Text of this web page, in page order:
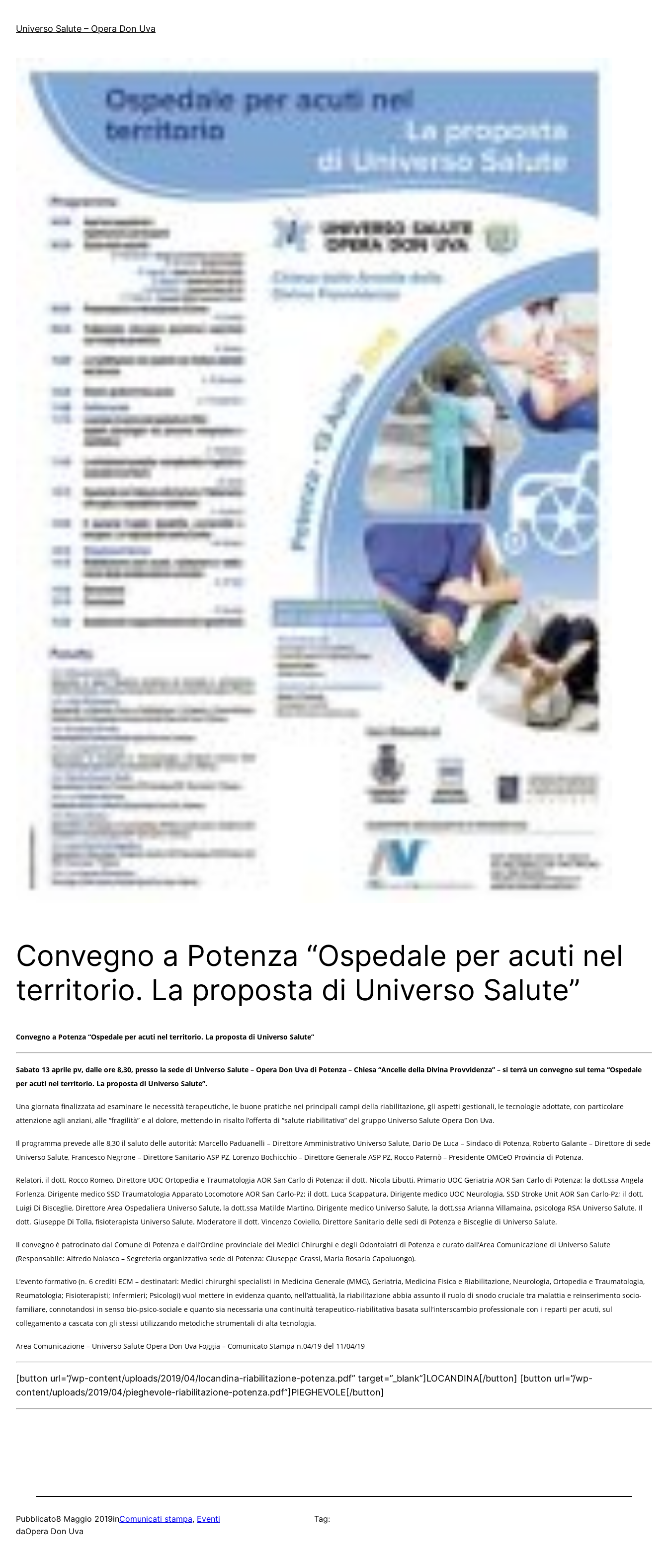
contenuto
Universo Salute – Opera Don Uva
Convegno a Potenza “Ospedale per acuti nel
territorio. La proposta di Universo Salute”
Convegno a Potenza “Ospedale per acuti nel territorio. La proposta di Universo Salute”
Sabato 13 aprile pv, dalle ore 8,30, presso la sede di Universo Salute – Opera Don Uva di Potenza – Chiesa “Ancelle della Divina Provvidenza” – si terrà un convegno sul tema “Ospedale
per acuti nel territorio. La proposta di Universo Salute”.
Una giornata finalizzata ad esaminare le necessità terapeutiche, le buone pratiche nei principali campi della riabilitazione, gli aspetti gestionali, le tecnologie adottate, con particolare
attenzione agli anziani, alle “fragilità” e al dolore, mettendo in risalto l’offerta di “salute riabilitativa” del gruppo Universo Salute Opera Don Uva.
Il programma prevede alle 8,30 il saluto delle autorità: Marcello Paduanelli – Direttore Amministrativo Universo Salute, Dario De Luca – Sindaco di Potenza, Roberto Galante – Direttore di sede
Universo Salute, Francesco Negrone – Direttore Sanitario ASP PZ, Lorenzo Bochicchio – Direttore Generale ASP PZ, Rocco Paternò – Presidente OMCeO Provincia di Potenza.
Relatori, il dott. Rocco Romeo, Direttore UOC Ortopedia e Traumatologia AOR San Carlo di Potenza; il dott. Nicola Libutti, Primario UOC Geriatria AOR San Carlo di Potenza; la dott.ssa Angela
Forlenza, Dirigente medico SSD Traumatologia Apparato Locomotore AOR San Carlo-Pz; il dott. Luca Scappatura, Dirigente medico UOC Neurologia, SSD Stroke Unit AOR San Carlo-Pz; il dott.
Luigi Di Bisceglie, Direttore Area Ospedaliera Universo Salute, la dott.ssa Matilde Martino, Dirigente medico Universo Salute, la dott.ssa Arianna Villamaina, psicologa RSA Universo Salute. Il
dott. Giuseppe Di Tolla, fisioterapista Universo Salute. Moderatore il dott. Vincenzo Coviello, Direttore Sanitario delle sedi di Potenza e Bisceglie di Universo Salute.
Il convegno è patrocinato dal Comune di Potenza e dall’Ordine provinciale dei Medici Chirurghi e degli Odontoiatri di Potenza e curato dall’Area Comunicazione di Universo Salute
(Responsabile: Alfredo Nolasco – Segreteria organizzativa sede di Potenza: Giuseppe Grassi, Maria Rosaria Capoluongo).
L’evento formativo (n. 6 crediti ECM – destinatari: Medici chirurghi specialisti in Medicina Generale (MMG), Geriatria, Medicina Fisica e Riabilitazione, Neurologia, Ortopedia e Traumatologia,
Reumatologia; Fisioterapisti; Infermieri; Psicologi) vuol mettere in evidenza quanto, nell’attualità, la riabilitazione abbia assunto il ruolo di snodo cruciale tra malattia e reinserimento socio-
familiare, connotandosi in senso bio-psico-sociale e quanto sia necessaria una continuità terapeutico-riabilitativa basata sull’interscambio professionale con i reparti per acuti, sul
collegamento a cascata con gli stessi utilizzando metodiche strumentali di alta tecnologia.
Area Comunicazione – Universo Salute Opera Don Uva Foggia – Comunicato Stampa n.04/19 del 11/04/19
[button url=”/wp-content/uploads/2019/04/locandina-riabilitazione-potenza.pdf” target=”_blank”]LOCANDINA[/button] [button url=”/wp-
content/uploads/2019/04/pieghevole-riabilitazione-potenza.pdf”]PIEGHEVOLE[/button]
Pubblicato8 Maggio 2019inComunicati stampa, Eventi
daOpera Don Uva
Tag: